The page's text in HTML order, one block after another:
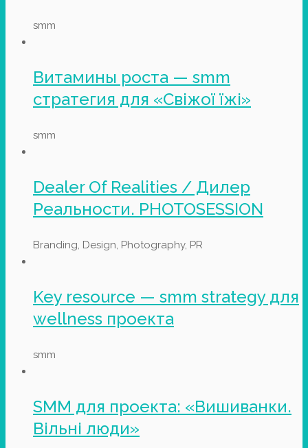
smm
Витамины роста — smm
стратегия для «Свіжої їжі»
smm
Dealer Of Realities / Дилер
Реальности. PHOTOSESSION
Branding, Design, Photography, PR
Key resource — smm strategy для
wellness проекта
smm
SMM для проекта: «Вишиванки.
Вільні люди»